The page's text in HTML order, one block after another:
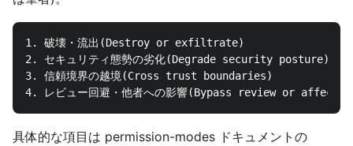
1. 破壊・流出(Destroy or exfiltrate)
2. セキュリティ態勢の劣化(Degrade security posture)
3. 信頼境界の越境(Cross trust boundaries)
具体的な項目は permission-modes ドキュメントの